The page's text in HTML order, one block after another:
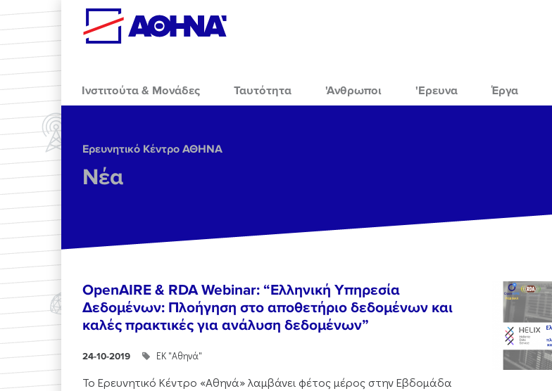
Skip to main content
Ινστιτούτα & Μονάδες Ταυτότητα 'Ανθρωποι 'Ερευνα Έργα
Ερευνητικό Κέντρο ΑΘΗΝΑ
Νέα
OpenAIRE & RDA Webinar: “Ελληνική Υπηρεσία
Δεδομένων: Πλοήγηση στο αποθετήριο δεδομένων και
καλές πρακτικές για ανάλυση δεδομένων”
24-10-2019 ΕΚ "Αθηνά"
Το Ερευνητικό Κέντρο «Αθηνά» λαμβάνει φέτος μέρος στην Εβδομάδα